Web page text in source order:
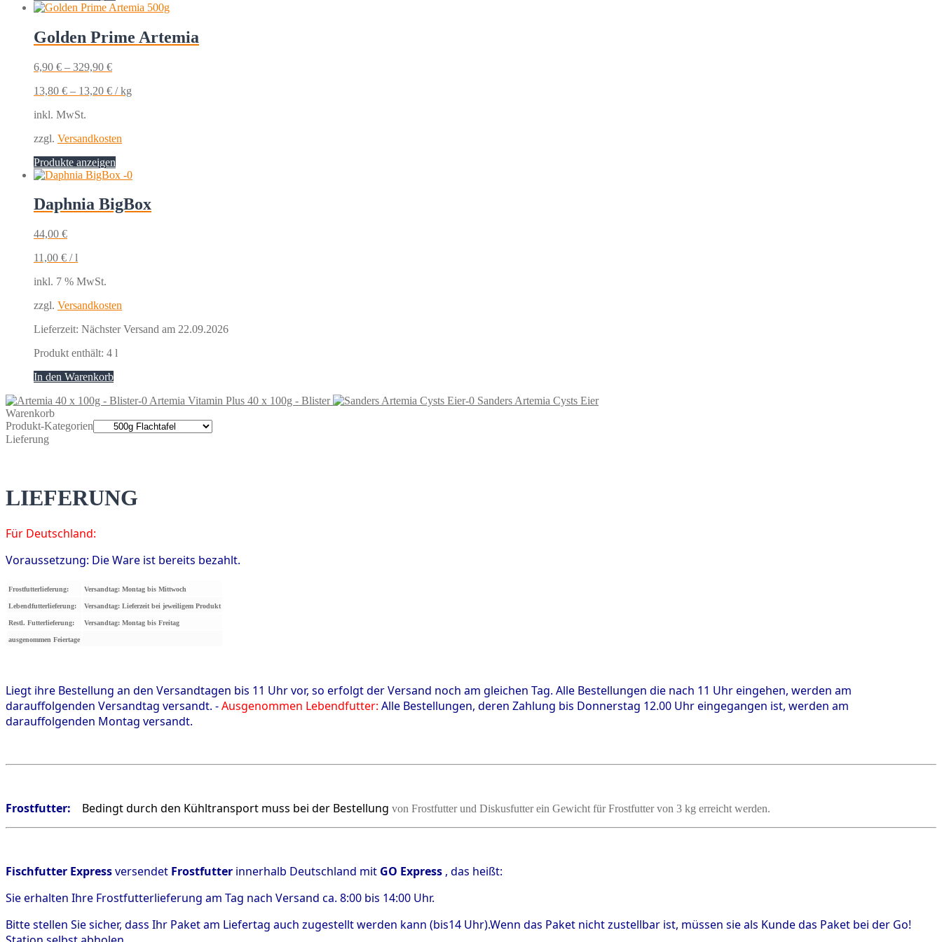
Golden Prime Artemia
6,90 € – 329,90 €
13,80 € – 13,20 € /kg
inkl. MwSt.
zzgl. Versandkosten
Produkte anzeigen
Daphnia BigBox
44,00 €
11,00 € /l
inkl. 7 % MwSt.
zzgl. Versandkosten
Lieferzeit: Nächster Versand am 22.09.2026
Produkt enthält: 4 l
In den Warenkorb
Artemia Vitamin Plus 40 x 100g - Blister
Sanders Artemia Cysts Eier
Warenkorb
Produkt-Kategorien
Lieferung
LIEFERUNG
Für Deutschland:
Voraussetzung: Die Ware ist bereits bezahlt.
Frostfutterlieferung: Versandtag: Montag bis Mittwoch
Lebendfutterlieferung: Versandtag: Lieferzeit bei jeweiligem Produkt
Restl. Futterlieferung: Versandtag: Montag bis Freitag
ausgenommen Feiertage
Liegt ihre Bestellung an den Versandtagen bis 11 Uhr vor, so erfolgt der Versand noch am gleichen Tag. Alle Bestellungen die nach 11 Uhr eingehen, werden am
darauffolgenden Versandtag versandt. -Ausgenommen Lebendfutter: Alle Bestellungen, deren Zahlung bis Donnerstag 12.00 Uhr eingegangen ist, werden am
darauffolgenden Montag versandt.
Frostfutter: Bedingt durch den Kühltransport muss bei der Bestellung von Frostfutter und Diskusfutter ein Gewicht für Frostfutter von 3 kg erreicht werden.
Fischfutter Expressversendet Frostfutter innerhalb Deutschland mit GO Express , das heißt:
Sie erhalten Ihre Frostfutterlieferung am Tag nach Versand ca. 8:00 bis 14:00 Uhr.
Bitte stellen Sie sicher, dass Ihr Paket am Liefertag auch zugestellt werden kann (bis14 Uhr).Wenn das Paket nicht zustellbar ist, müssen sie als Kunde das Paket bei der Go!